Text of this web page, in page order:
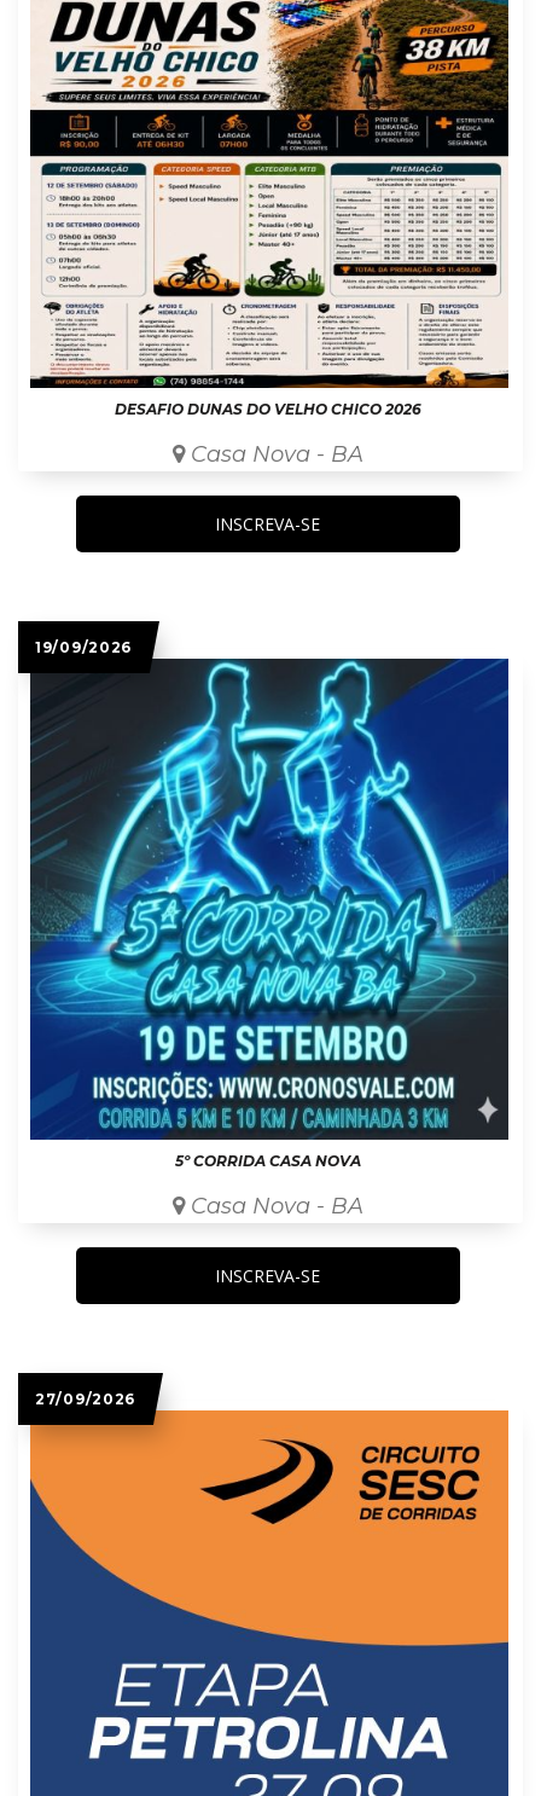
DESAFIO DUNAS DO VELHO CHICO 2026
Casa Nova - BA
INSCREVA-SE
19/09/2026
5º CORRIDA CASA NOVA
Casa Nova - BA
INSCREVA-SE
27/09/2026